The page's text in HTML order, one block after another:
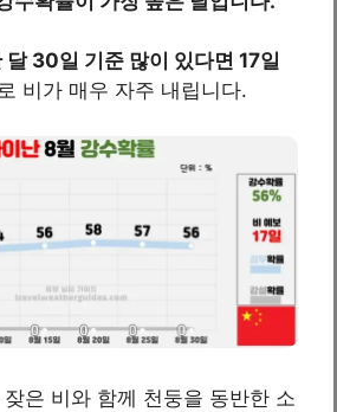
달 30일 기준 많이 있다면 17일
비가 매우 자주 내립니다.
은 비와 함께 천둥을 동반한 소